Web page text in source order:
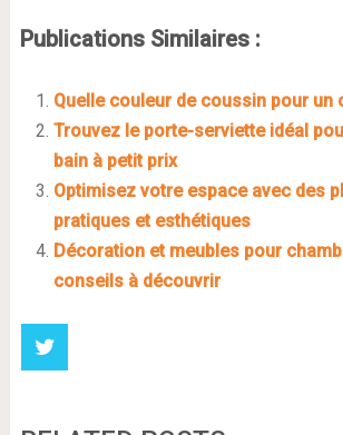
Publications Similaires :
Quelle couleur de coussin pour un
Trouvez le porte-serviette idéal
bain à petit prix
Optimisez votre espace avec des
pratiques et esthétiques
Décoration et meubles pour
conseils à découvrir